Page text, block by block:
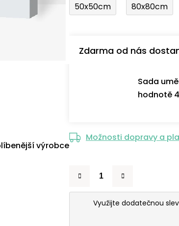
50x50cm 80x80cm
Zdarma od nás
Sada
hodnotě
Možnosti dopravy a
Využijte dodatečnou
výrobce